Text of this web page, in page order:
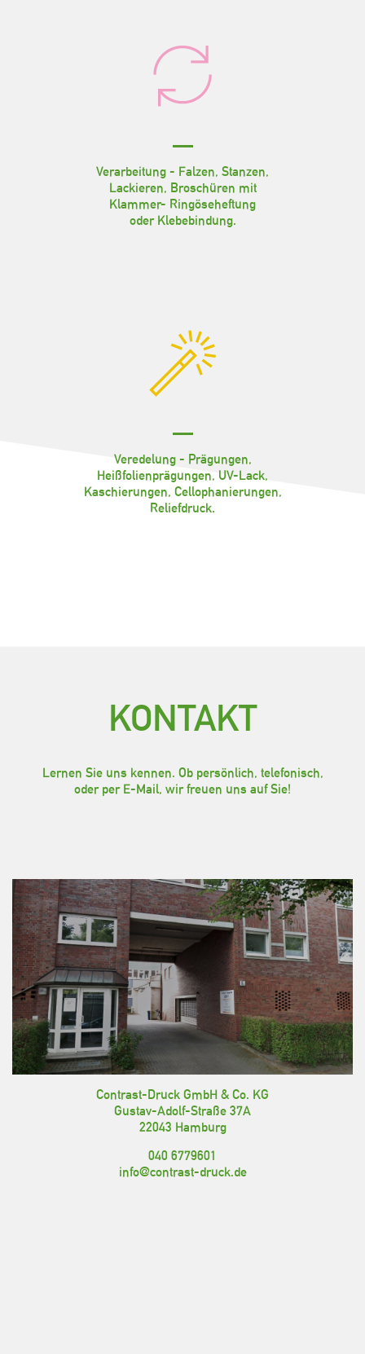
Verarbeitung - Falzen, Stanzen,
Lackieren, Broschüren mit
Klammer- Ringöseheftung
oder Klebebindung.
Veredelung - Prägungen,
Heißfolienprägungen, UV-Lack,
Kaschierungen, Cellophanierungen,
Reliefdruck.
KONTAKT
Lernen Sie uns kennen. Ob persönlich, telefonisch,
oder per E-Mail, wir freuen uns auf Sie!
Contrast-Druck GmbH & Co. KG
Gustav-Adolf-Straße 37A
22043 Hamburg
040 6779601
info@contrast-druck.de